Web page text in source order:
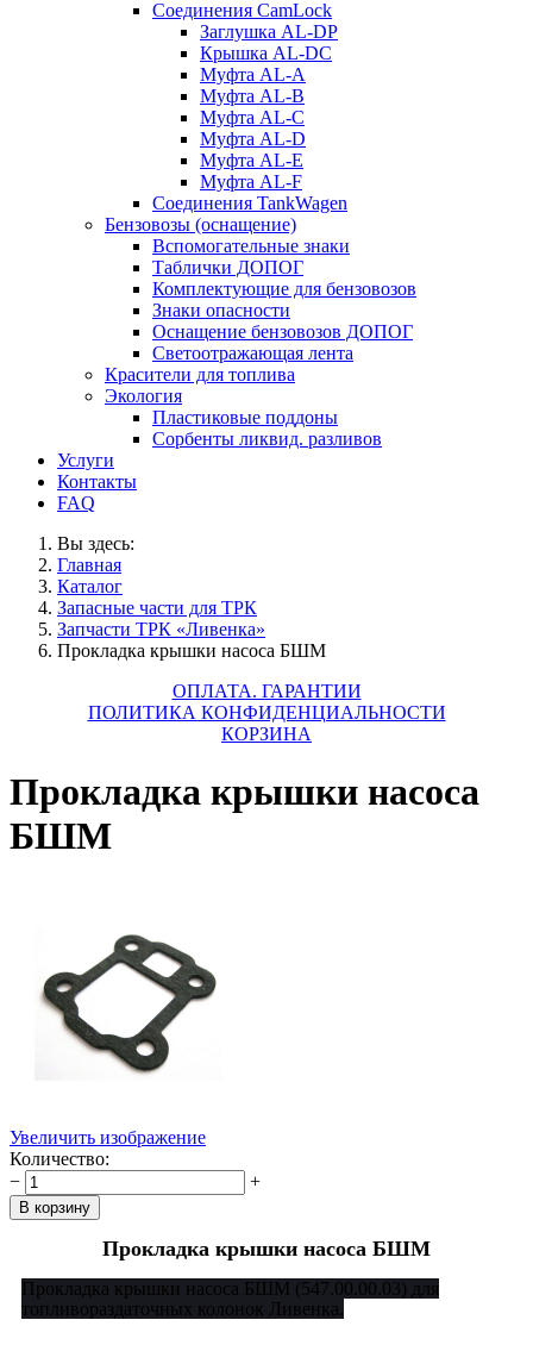
Соединения CamLock
Заглушка AL-DP
Крышка AL-DC
Муфта AL-A
Муфта AL-B
Муфта AL-C
Муфта AL-D
Муфта AL-E
Муфта AL-F
Соединения TankWagen
Бензовозы (оснащение)
Вспомогательные знаки
Таблички ДОПОГ
Комплектующие для бензовозов
Знаки опасности
Оснащение бензовозов ДОПОГ
Светоотражающая лента
Красители для топлива
Экология
Пластиковые поддоны
Сорбенты ликвид. разливов
Услуги
Контакты
FAQ
Вы здесь:
Главная
Каталог
Запасные части для ТРК
Запчасти ТРК «Ливенка»
Прокладка крышки насоса БШМ
ОПЛАТА. ГАРАНТИИ
ПОЛИТИКА КОНФИДЕНЦИАЛЬНОСТИ
КОРЗИНА
Прокладка крышки насоса
БШМ
Увеличить изображение
Количество:
−
+
Прокладка крышки насоса БШМ
Прокладка крышки насоса БШМ (547.00.00.03) для
топливораздаточных колонок Ливенка.